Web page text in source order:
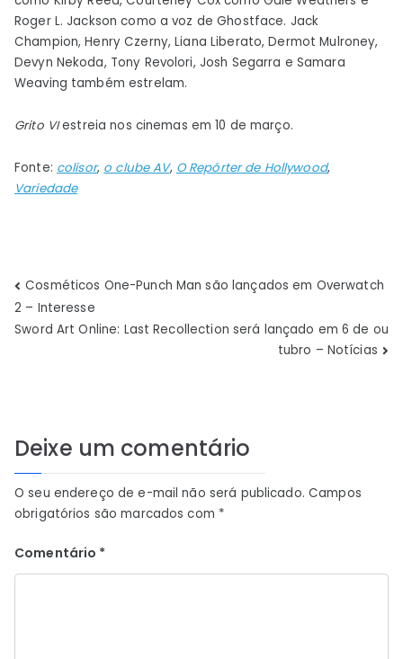
Roger L. Jackson como a voz de Ghostface. Jack
Champion, Henry Czerny, Liana Liberato, Dermot Mulroney,
Devyn Nekoda, Tony Revolori, Josh Segarra e Samara
Weaving também estrelam.
Grito VIestreia nos cinemas em 10 de março.
Fonte: colisor, o clube AV, O Repórter de Hollywood,
Variedade
Navegação
de
Cosméticos One-Punch Man são lançados em Overwatch
2 – Interesse
Sword Art Online: Last Recollection será lançado em 6 de ou
tubro – Notícias
Deixe um comentário
O seu endereço de e-mail não será publicado. Campos
obrigatórios são marcados com *
Comentário *